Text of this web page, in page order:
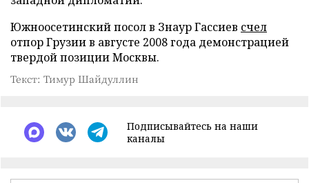
Южноосетинский посол в Знаур Гассиев счел
отпор Грузии в августе 2008 года демонстрацией
твердой позиции Москвы.
Текст: Тимур Шайдуллин
Подписывайтесь на наши
каналы